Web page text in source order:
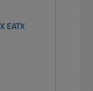
EATX